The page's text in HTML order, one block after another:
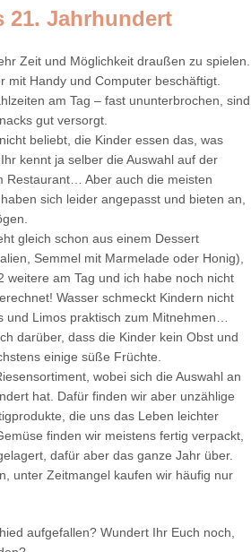
21. Jahrhundert
Zeit und Möglichkeit draußen zu spielen.
mit Handy und Computer beschäftigt.
am Tag – fast ununterbrochen, sind
gut versorgt.
beliebt, die Kinder essen das, was
kennt ja selber die Auswahl auf der
Restaurant… Aber auch die meisten
sich leider angepasst und bieten an,
gleich schon aus einem Dessert
Semmel mit Marmelade oder Honig),
weitere am Tag und ich habe noch nicht
Wasser schmeckt Kindern nicht
und Limos praktisch zum Mitnehmen…
darüber, dass die Kinder kein Obst und
einige süße Früchte.
wobei sich die Auswahl an
hat. Dafür finden wir aber unzählige
die uns das Leben leichter
finden wir meistens fertig verpackt,
dafür aber das ganze Jahr über.
unter Zeitmangel kaufen wir häufig nur
aufgefallen? Wundert Ihr Euch noch,